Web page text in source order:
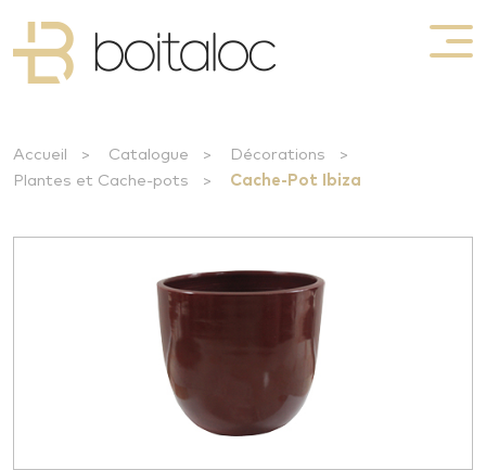
Accueil > Catalogue > Décorations
>
Plantes et Cache-pots
> Cache-Pot Ibiza